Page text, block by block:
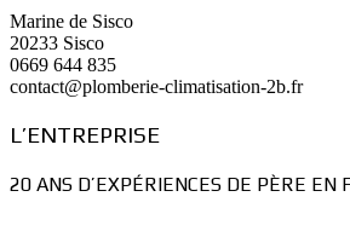
Marine de Sisco
20233 Sisco
0669 644 835
contact@plomberie-climatisation-2b.fr
L’ENTREPRISE
20 ANS D’EXPÉRIENCES DE PÈRE EN